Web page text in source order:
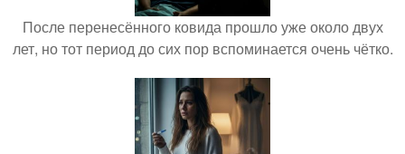
После перенесённого ковида прошло уже около двух
лет, но тот период до сих пор вспоминается очень чётко.